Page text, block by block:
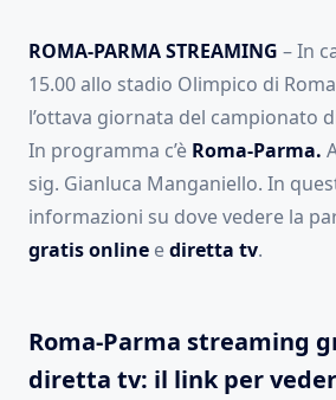
ROMA-PARMA STREAMING – In
15.00 allo stadio Olimpico di
l’ottava giornata del campionato
In programma c’è Roma-Parma.
sig. Gianluca Manganiello. In
informazioni su dove vedere la
gratis online ediretta tv.
Roma-Parma streaming
diretta tv: il link per